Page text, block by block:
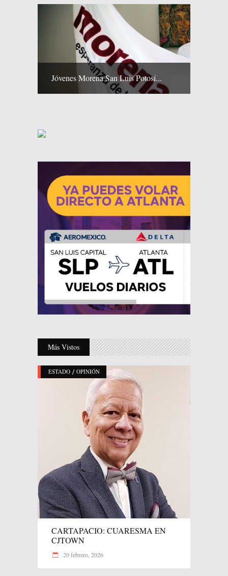
Jóvenes Morena San Luis Potosí...
Más Vistos
ESTADO / OPINIÓN
CARTAPACIO: CUARESMA EN
CJTOWN
20 febrero, 2026